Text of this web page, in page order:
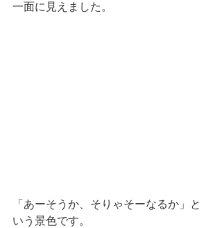
一面に見えました。
「あーそうか、そりゃそーなるか」と
いう景色です。